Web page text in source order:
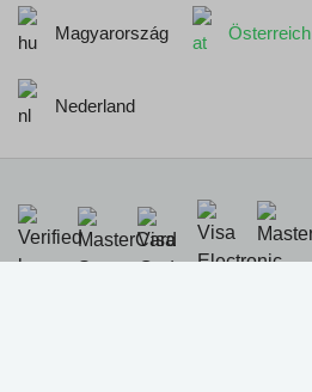
Magyarország Österreich
Nederland